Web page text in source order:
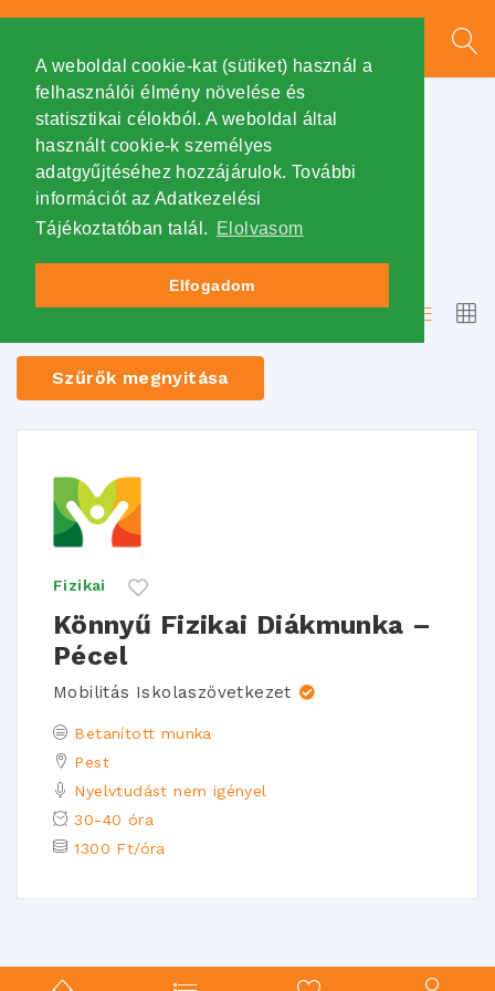
A weboldal cookie-kat (sütiket) használ a
felhasználói élmény növelése és
statisztikai célokból. A weboldal által
használt cookie-k személyes
adatgyűjtéséhez hozzájárulok. További
információt az Adatkezelési
Tájékoztatóban talál.
Elolvasom
Elfogadom
Főoldal/Szűrés: "Fizikai"
Fizikai
Nyitott állás
Rendezés: Dátum
Szűrők megnyitása
Fizikai
Könnyű Fizikai Diákmunka –
Pécel
Mobilitás Iskolaszövetkezet
Betanított munka
Pest
Nyelvtudást nem igényel
30-40 óra
1300 Ft/óra